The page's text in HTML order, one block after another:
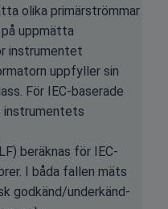
olika primärströmmar
uppmätta
instrumentet
uppfyller sin
För IEC-baserade
instrumentets
beräknas för IEC-
I båda fallen mäts
godkänd/underkänd-